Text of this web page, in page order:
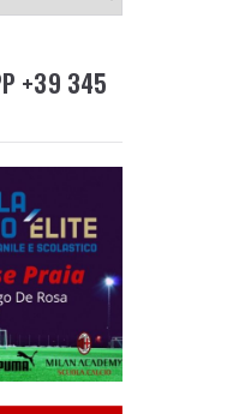
+39 345